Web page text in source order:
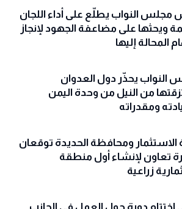
مجلس النواب يطلّع على أداء اللجان
ويحثها على مضاعفة الجهود لإنجاز
المحالة إليها
النواب يحذّّر دول العدوان
من النيل من وحدة اليمن
ومقدراته
الاستثمار ومحافظة الحديدة توقعان
تعاون لإنشاء أول منطقة
زراعية